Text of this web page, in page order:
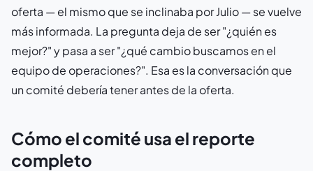
oferta — el mismo que se inclinaba por Julio — se vuelve
más informada. La pregunta deja de ser "¿quién es
mejor?" y pasa a ser "¿qué cambio buscamos en el
equipo de operaciones?". Esa es la conversación que
un comité debería tener antes de la oferta.
Cómo el comité usa el reporte
completo